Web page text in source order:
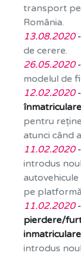
transport
România.
13.08.2020-
de cerere.
26.05.2020-
modelul de
12.02.2020-
înmatriculare
pentru
atunci când
11.02.2020-
introdus
pe
11.02.2020-
pierdere/
introdus